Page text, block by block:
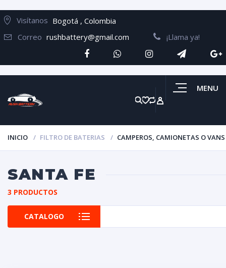
Visítanos Bogotá , Colombia
Correo rushbattery@gmail.com ¡Llama ya!
MENU
INICIO FILTRO DE BATERIAS CAMPEROS, CAMIONETAS O VANS
SANTA FE
3 PRODUCTOS
CATALOGO